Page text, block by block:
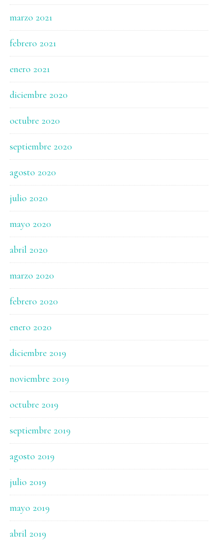
marzo 2021
febrero 2021
enero 2021
diciembre 2020
octubre 2020
septiembre 2020
agosto 2020
julio 2020
mayo 2020
abril 2020
marzo 2020
febrero 2020
enero 2020
diciembre 2019
noviembre 2019
octubre 2019
septiembre 2019
agosto 2019
julio 2019
mayo 2019
abril 2019